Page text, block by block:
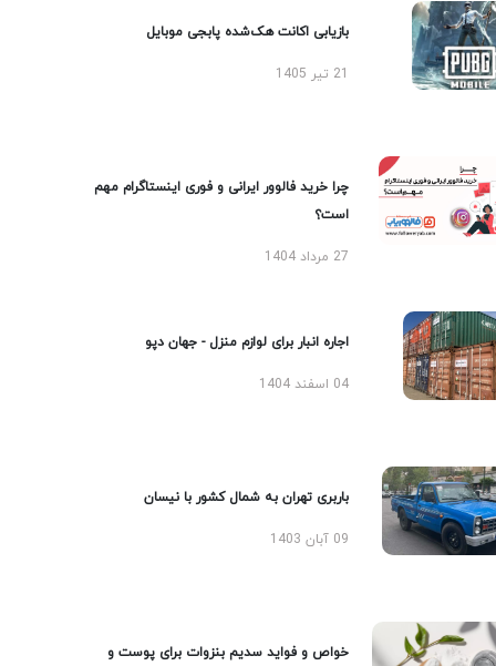
بازیابی اکانت هک‌شده پابجی موبایل
چرا خرید فالوور ایرانی و فوری اینستاگرام مهم
است؟
27 مرداد 1404
اجاره انبار برای لوازم منزل - جهان دپو
04 اسفند 1404
باربری تهران به شمال کشور با نیسان
09 آبان 1403
خواص و فواید سدیم بنزوات برای پوست و